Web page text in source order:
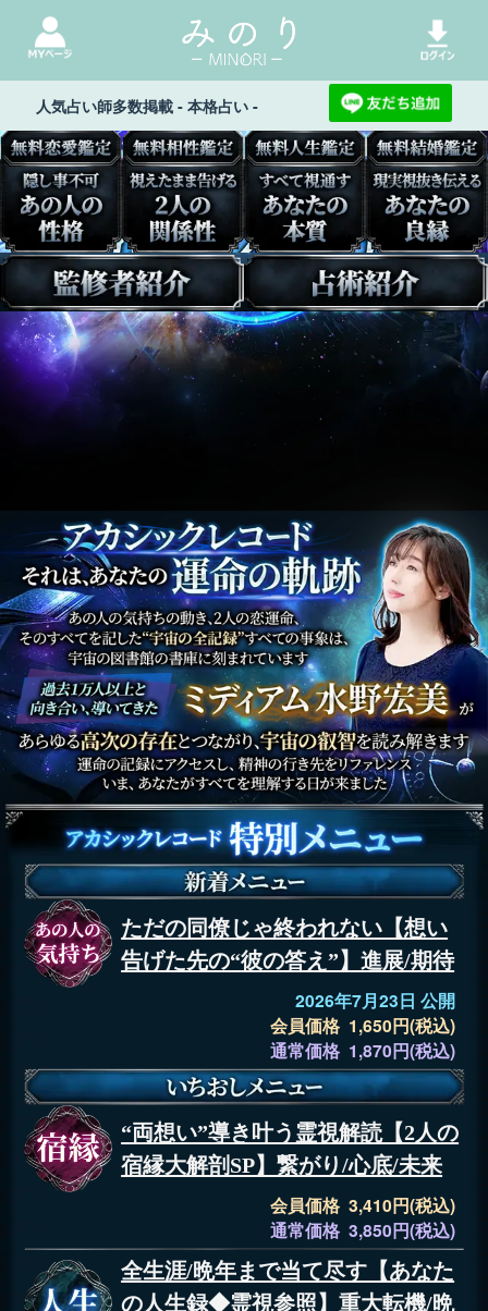
人気占い師多数掲載 - 本格占い -
ただの同僚じゃ終われない【想い
告げた先の“彼の答え”】進展/期待
2026年7月23日 公開
会員価格 1,650円(税込)
通常価格 1,870円(税込)
“両想い”導き叶う霊視解読【2人の
宿縁大解剖SP】繋がり/心底/未来
会員価格 3,410円(税込)
通常価格 3,850円(税込)
全生涯/晩年まで当て尽す【あなた
の人生録◆霊視参照】重大転機/晩